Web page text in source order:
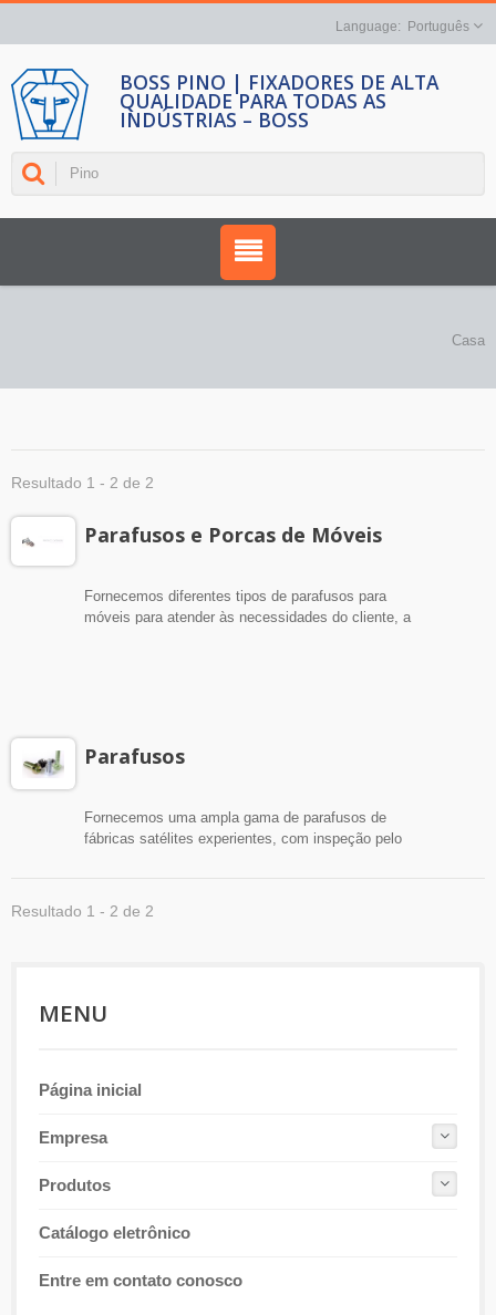
Português
BOSS PINO | FIXADORES DE ALTA
QUALIDADE PARA TODAS AS
INDÚSTRIAS – BOSS
Casa
Resultado 1 - 2 de 2
Parafusos e Porcas de Móveis
Fornecemos diferentes tipos de parafusos para
móveis para atender às necessidades do cliente, a
Parafusos
Fornecemos uma ampla gama de parafusos de
fábricas satélites experientes, com inspeção pelo
Resultado 1 - 2 de 2
MENU
Página inicial
Empresa
Produtos
Catálogo eletrônico
Entre em contato conosco